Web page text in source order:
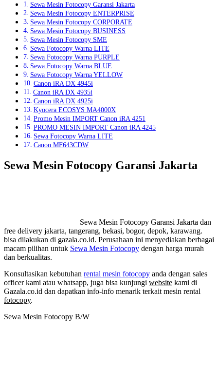
Sewa Mesin Fotocopy Garansi Jakarta
Sewa Mesin Fotocopy ENTERPRISE
Sewa Mesin Fotocopy CORPORATE
Sewa Mesin Fotocopy BUSINESS
Sewa Mesin Fotocopy SME
Sewa Fotocopy Warna LITE
Sewa Fotocopy Warna PURPLE
Sewa Fotocopy Warna BLUE
Sewa Fotocopy Warna YELLOW
Canon iRA DX 4945i
Canon iRA DX 4935i
Canon iRA DX 4925i
Kyocera ECOSYS MA4000X
Promo Mesin IMPORT Canon iRA 4251
PROMO MESIN IMPORT Canon iRA 4245
Sewa Fotocopy Warna LITE
Canon MF643CDW
Sewa Mesin Fotocopy Garansi Jakarta
Sewa Mesin Fotocopy Garansi Jakarta dan
free delivery jakarta, tangerang, bekasi, bogor, depok, karawang.
bisa dilakukan di gazala.co.id. Perusahaan ini menyediakan berbagai
macam pilihan untuk Sewa Mesin Fotocopy dengan harga murah
dan berkualitas.
Konsultasikan kebutuhan rental mesin fotocopy anda dengan sales
officer kami atau whatsapp, juga bisa kunjungi website kami di
Gazala.co.id dan dapatkan info-info menarik terkait mesin rental
fotocopy.
Sewa Mesin Fotocopy B/W